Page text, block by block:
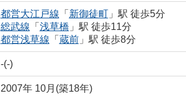
都営大江戸線 「 新御徒町」駅 徒歩5分
総武線 「 浅草橋 」駅 徒歩11分
都営浅草線 「 蔵前」駅 徒歩8分
-(-)
2007年 10月(築18年)